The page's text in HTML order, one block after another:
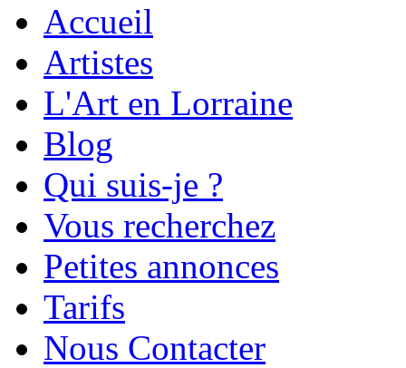
Accueil
Artistes
L'Art en Lorraine
Blog
Qui suis-je ?
Vous recherchez
Petites annonces
Tarifs
Nous Contacter